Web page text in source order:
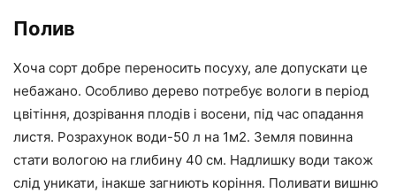
Полив
Хоча сорт добре переносить посуху, але допускати це
небажано. Особливо дерево потребує вологи в період
цвітіння, дозрівання плодів і восени, під час опадання
листя. Розрахунок води-50 л на 1м2. Земля повинна
стати вологою на глибину 40 см. Надлишку води також
слід уникати, інакше загниють коріння. Поливати вишню